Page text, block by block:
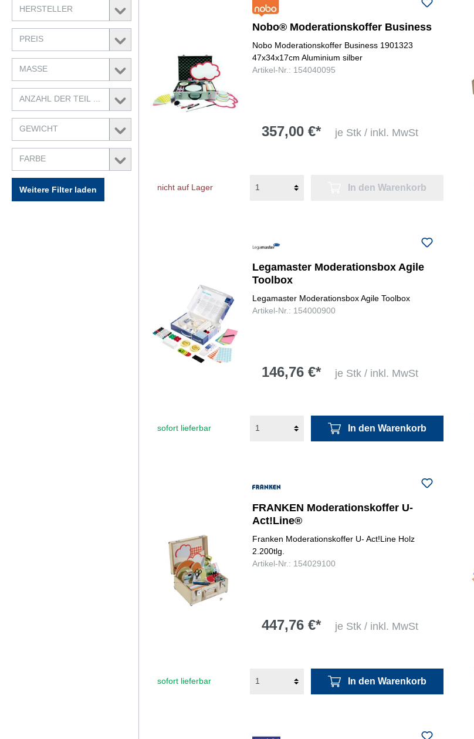
HERSTELLER
PREIS
MASSE
GEWICHT
FARBE
Weitere Filter laden
Nobo® Moderationskoffer Business
Nobo Moderationskoffer Business 1901323
47x34x17cm Aluminium silber
Artikel-Nr.: 154040095
357,00 €* je Stk / inkl. MwSt
nicht auf Lager In den Warenkorb
Legamaster Moderationsbox Agile
Toolbox
Legamaster Moderationsbox Agile Toolbox
Artikel-Nr.: 154000900
146,76 €* je Stk / inkl. MwSt
sofort lieferbar In den Warenkorb
FRANKEN Moderationskoffer U-
Act!Line®
Franken Moderationskoffer U- Act!Line Holz
2.200tlg.
Artikel-Nr.: 154029100
447,76 €* je Stk / inkl. MwSt
sofort lieferbar In den Warenkorb